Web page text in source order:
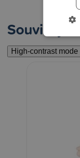
Související
High-contrast mode